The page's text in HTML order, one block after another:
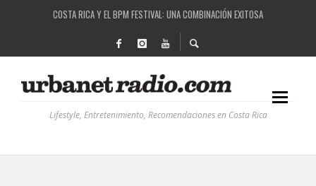
RUTAS NATURBANAS: EL PROYECTO QUE ESTÁ TRANSFORMANDO LA CALIDAD DE
LA HISTORIA DETRÁS DE LA MÚSICA ELECTRÓNICA: BBC RADIOPHONIC WORKSHOP
RECORDANDO LA EXPERIENCIA BPM: UN REVIEW DE LA PRIMERA EDICIÓN QUE
Lifestyle, Entretenimiento, Recomendaciones en Costa Rica